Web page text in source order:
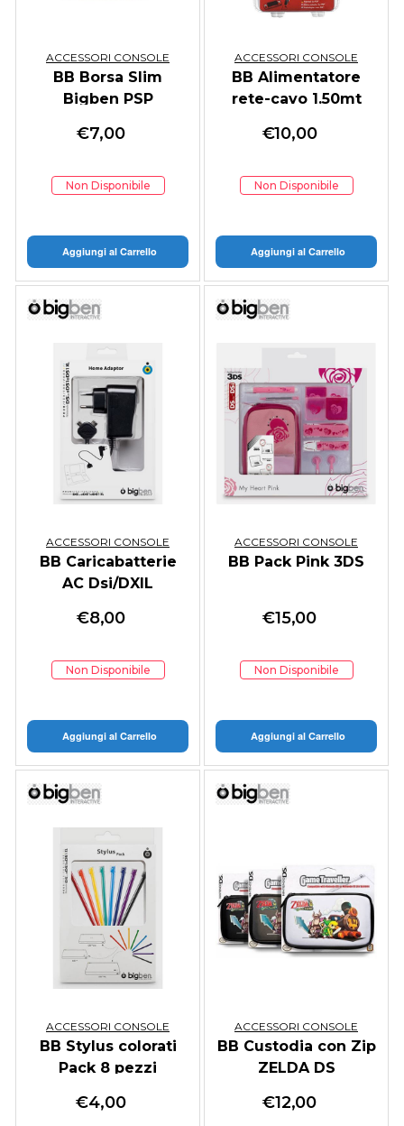
ACCESSORI CONSOLE
BB Borsa Slim
Bigben PSP
€7,00
Non Disponibile
Aggiungi al Carrello
ACCESSORI CONSOLE
BB Alimentatore
rete-cavo 1.50mt
€10,00
Non Disponibile
Aggiungi al Carrello
ACCESSORI CONSOLE
BB Caricabatterie
AC Dsi/DXIL
€8,00
Non Disponibile
Aggiungi al Carrello
ACCESSORI CONSOLE
BB Pack Pink 3DS
€15,00
Non Disponibile
Aggiungi al Carrello
ACCESSORI CONSOLE
BB Stylus colorati
Pack 8 pezzi
€4,00
ACCESSORI CONSOLE
BB Custodia con Zip
ZELDA DS
€12,00